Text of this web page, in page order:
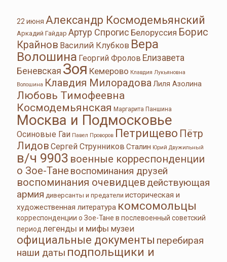
22 июня Александр Космодемьянский
Аркадий Гайдар Артур Спрогис Белоруссия Борис
Крайнов Василий Клубков Вера
Волошина Георгий Фролов Елизавета
Беневская Зоя Кемерово Клавдия Лукьяновна
Волошина Клавдия МилорадоваЛиля Азолина
Любовь Тимофеевна
Космодемьянская Маргарита Паншина
Москва и Подмосковье
Осиновые Гаи Павел Проворов Петрищево Пётр
Лидов Сергей Струнников Сталин Юрий Двужильный
в/ч 9903 военные корреспонденции
о Зое-Тане воспоминания друзей
воспоминания очевидцев действующая
армия диверсанты и предатели историческая и
художественная литература комсомольцы
корреспонденции о Зое-Тане в послевоенный советский
период легенды и мифы музеи
официальные документы перебирая
наши даты подпольщики и